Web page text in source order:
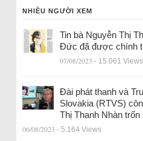
NHIỀU NGƯỜI XEM
Tin bà Nguyễn Thị
Đức đã được chính
07/08/2023 - 15.061 Views
Đài phát thanh và
Slovakia (RTVS)
Thị Thanh Nhàn
06/08/2023 - 5.164 Views